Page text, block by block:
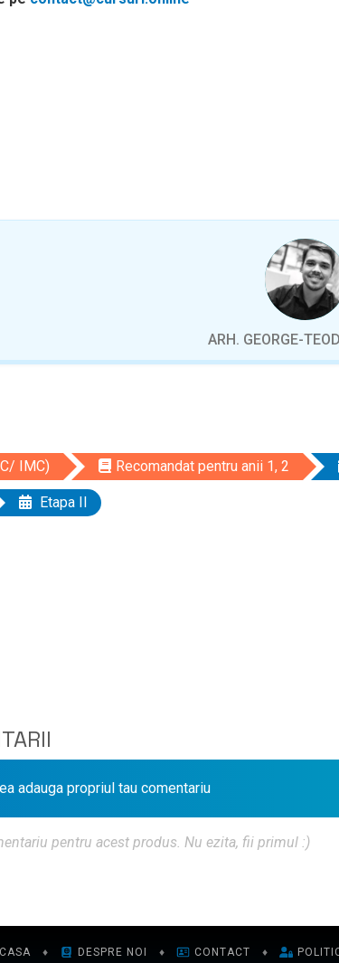
ARH. GEORGE-
IMC) Recomandat pentru anii 1, 2
Etapa II
adauga propriul tau comentariu
pentru acest produs. Nu ezita, fii primul :)
♦ DESPRE NOI ♦ CONTACT ♦